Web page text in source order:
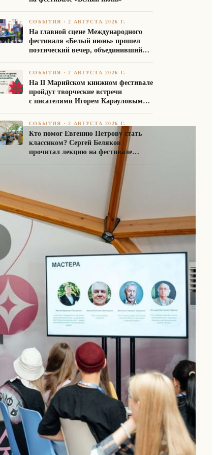
СОБЫТИЯ ·2 АВГУСТА 2026 Г.
На главной сцене Международного
фестиваля «Белый июнь» прошел
поэтический вечер, объединивший
СОБЫТИЯ ·2 АВГУСТА 2026 Г.
На II Марийском книжном фестивале
пройдут творческие встречи
с писателями Игорем Карауловым
СОБЫТИЯ ·2 АВГУСТА 2026 Г.
Кто помог Евгению Петрову стать
классиком? Сергей Беляков
прочитал лекцию на фестивале